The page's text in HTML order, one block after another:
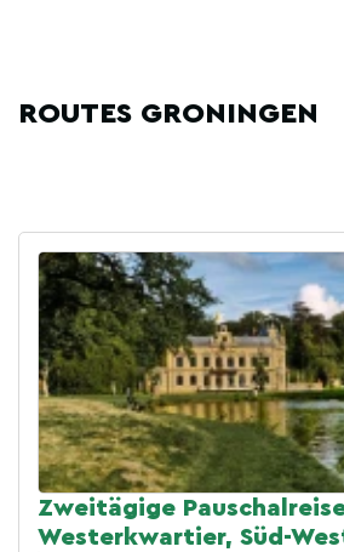
ROUTES GRONINGEN
Zweitägige
Westerkwartier, Süd-